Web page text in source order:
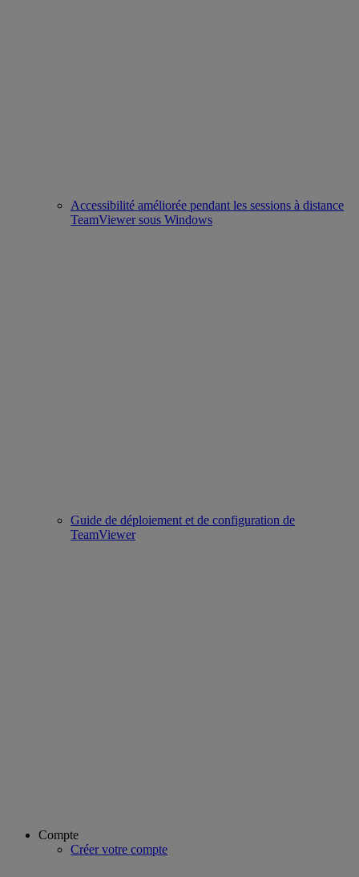
Accessibilité améliorée pendant les sessions à distance
TeamViewer sous Windows
Guide de déploiement et de configuration de
TeamViewer
Compte
Créer votre compte